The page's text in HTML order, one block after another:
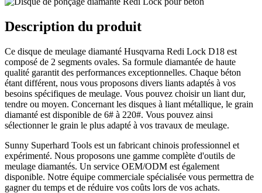
Description du produit
Ce disque de meulage diamanté Husqvarna Redi Lock D18 est
composé de 2 segments ovales. Sa formule diamantée de haute
qualité garantit des performances exceptionnelles. Chaque béton
étant différent, nous vous proposons divers liants adaptés à vos
besoins spécifiques de meulage. Vous pouvez choisir un liant dur,
tendre ou moyen. Concernant les disques à liant métallique, le grain
diamanté est disponible de 6# à 220#. Vous pouvez ainsi
sélectionner le grain le plus adapté à vos travaux de meulage.
Sunny Superhard Tools est un fabricant chinois professionnel et
expérimenté. Nous proposons une gamme complète d'outils de
meulage diamantés. Un service OEM/ODM est également
disponible. Notre équipe commerciale spécialisée vous permettra de
gagner du temps et de réduire vos coûts lors de vos achats.